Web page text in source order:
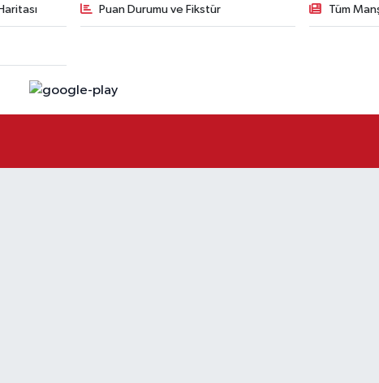
Puan Durumu ve Fikstür Tüm